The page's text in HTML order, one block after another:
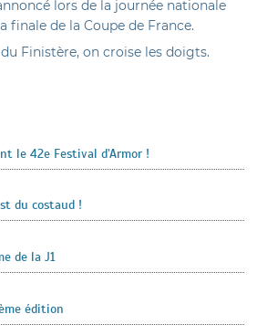
lors de la journée nationale
finale de la Coupe de France.
Finistère, on croise les doigts.
le 42e Festival d’Armor !
du costaud !
de la J1
édition